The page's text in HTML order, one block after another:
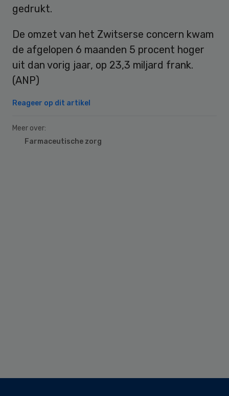
gedrukt.
De omzet van het Zwitserse concern kwam
de afgelopen 6 maanden 5 procent hoger
uit dan vorig jaar, op 23,3 miljard frank.
(ANP)
Reageer op dit artikel
Meer over:
Farmaceutische zorg